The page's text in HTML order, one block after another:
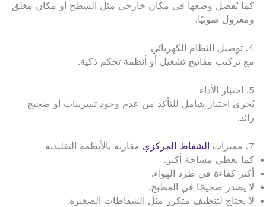
كما يُفضل وضعها في مكان خارجي مثل السطح أو مكان مغلق
ومعزول صوتيًا.
4. توصيل النظام الكهربائي
مع تركيب مفاتيح تشغيل أو أنظمة تحكم ذكية.
5. اختبار الأداء
يُجرى اختبار شامل للتأكد من عدم وجود تسريبات أو ضجيج
زائد.
7. مميزات الشفاط المركزي مقارنة بالأنظمة التقليدية
كما يغطي مساحة أكبر.
أكثر كفاءة في طرد الهواء.
لا يصدر ضجيجًا في المطبخ.
لا يحتاج لتنظيف متكرر مثل الشفاطات الصغيرة.